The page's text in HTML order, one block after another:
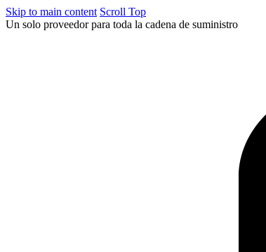
Skip to main content Scroll Top
Un solo proveedor para toda la cadena de suministro